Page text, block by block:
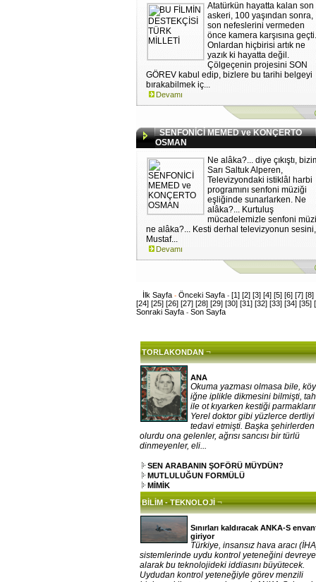
Atatürkün hayatta kalan son
askeri, 100 yaşından sonra,
son nefeslerini vermeden
önce kamera karşısına
Onlardan hiçbirisi artık ne
yazık ki hayatta değil.
Çölgeçenin projesini SON
GÖREV kabul edip, bizlere bu tarihi belgeyi
bırakabilmek iç...
Devamı
SENFONİCİ MEMED ve KONÇERTO
OSMAN
Ne alâka?... diye çıkıştı,
Sarı Saltuk Alperen,
Televizyondaki istiklâl harbi
programını senfoni müziği
eşliğinde sunarlarken. Ne
alâka?... Kurtuluş
mücadelemizle senfoni
ne alâka?... Kesti derhal televizyonun sesini,
Mustaf...
Devamı
İlk Sayfa - Önceki Sayfa - [1] [2] [3] [4] [5] [6] [7] [8]
[24] [25] [26] [27] [28] [29] [30] [31] [32] [33] [34] [35]
Sonraki Sayfa - Son Sayfa
TORLAKONDAN ¬
ANA
Okuma yazması olmasa bile,
iğne iplikle dikmesini bilmişti,
ile ot kıyarken kestiği
Yerel doktor gibi yüzlerce
tedavi etmişti. Başka
olurdu ona gelenler, ağrısı sancısı bir türlü
dinmeyenler, eli...
SEN ARABANIN ŞOFÖRÜ MÜYDÜN?
MUTLULUĞUN FORMÜLÜ
MİMİK
BİLİM - TEKNOLOJİ ¬
Sınırları kaldıracak ANKA-S
giriyor
Türkiye, insansız hava aracı
sistemlerinde uydu kontrol yeteneğini devreye
alarak bu teknolojideki iddiasını büyütecek.
Uydudan kontrol yeteneğiyle görev menzili